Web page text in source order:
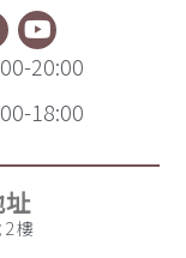
20:00
2 樓